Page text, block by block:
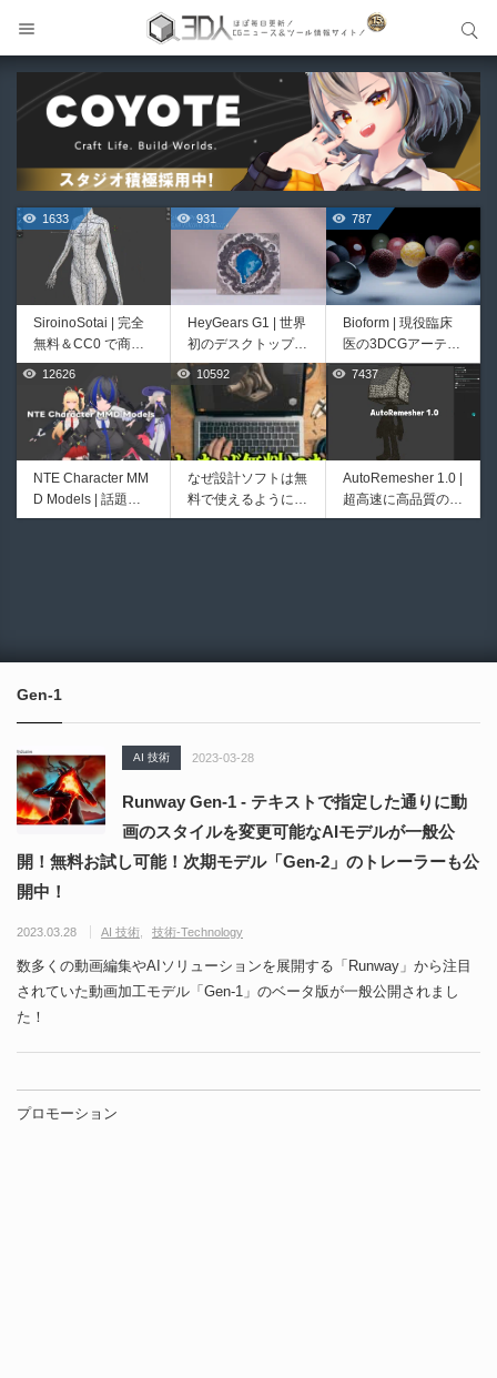
1633
SiroinoSotai | 完全
無料＆CC0 で商用
利用OKなVRChat向
け共通素体3Dモデ
ルが正式リリース！
程よいポリ数＆トポ
ロジーにも注目！
931
HeyGears G1 | 世界
初のデスクトップ型
フルカラー3D＆UV
統合型プリンターが
登場！
787
Bioform | 現役臨床
医の3DCGアーティ
ストが実際の解剖学
に基づいて構築した
プロシージャルな生
物学的Blenderマテ
リアルアセットアド
オン！無料お試し版
もあるよ！
526
Unityエフェクトレ
シピブック パーツ
を組み合わせて作れ
421
Directive Utilities |
ブループリントライ
ブラリやエディタス
12626
NTE Character MM
D Models | 話題の
ゲーム『NTE（Nev
10592
なぜ設計ソフトは無
料で使えるようにな
ったのか──3D-CA
7437
AutoRemesher 1.0 |
超高速に高品質のク
ワッドポリゴンでリ
能な伸縮式ライトセ
ーバーの開発メイキ
nderのドキュメン
er向けAIエージェン
CGMatter
Gen-1
AI 技術 2023-03-28
Runway Gen-1 - テキストで指定した通りに動
画のスタイルを変更可能なAIモデルが一般公
開！無料お試し可能！次期モデル「Gen-2」のトレーラーも公
開中！
2023.03.28 AI 技術 技術-Technology
数多くの動画編集やAIソリューションを展開する「Runway」から注目
されていた動画加工モデル「Gen-1」のベータ版が一般公開されまし
た！
プロモーション
サイト内検索